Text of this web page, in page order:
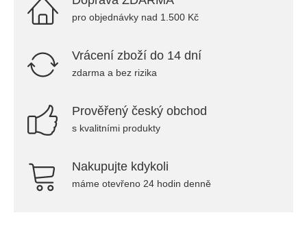
pro objednávky nad 1.500 Kč
Vrácení zboží do 14 dní
zdarma a bez rizika
Prověřený český obchod
s kvalitními produkty
Nakupujte kdykoli
máme otevřeno 24 hodin denně